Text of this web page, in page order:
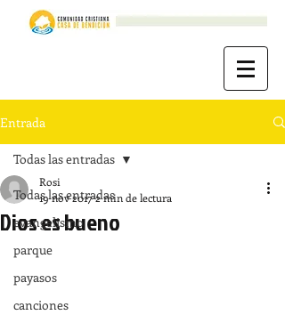
Entrada
Todas las entradas
evangelismo
parque
payasos
canciones
Todas las entradas
Dios es bueno
Rosi
19 nov 20172 min de lectura